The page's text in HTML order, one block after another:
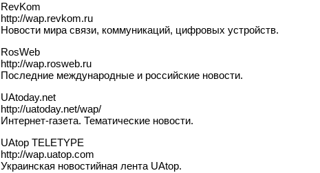
RevKom
http://wap.revkom.ru
Новости мира связи, коммуникаций, цифровых устройств.
RosWeb
http://wap.rosweb.ru
Последние международные и российские новости.
UAtoday.net
http://uatoday.net/wap/
Интернет-газета. Тематические новости.
UAtop TELETYPE
http://wap.uatop.com
Украинская новостийная лента UAtop.